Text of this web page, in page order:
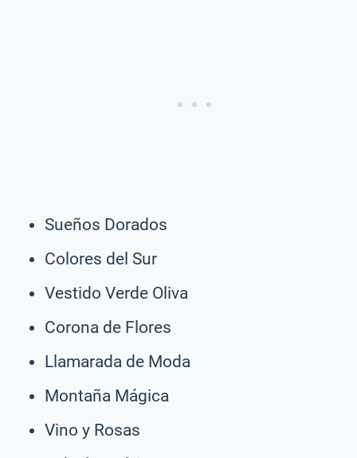
Sueños Dorados
Colores del Sur
Vestido Verde Oliva
Corona de Flores
Llamarada de Moda
Montaña Mágica
Vino y Rosas